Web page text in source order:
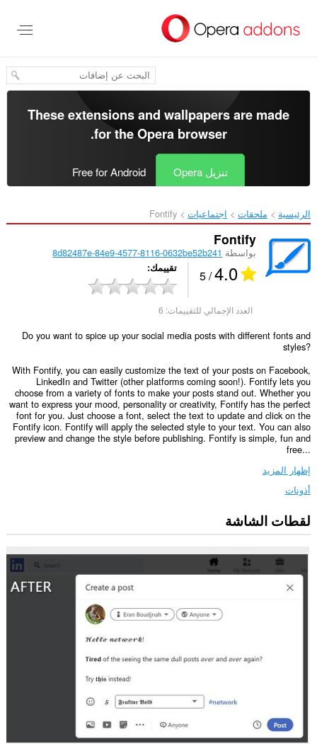
المحتوى
These extensions and wallpapers are made
for theOpera browser
.
تنزيل Opera Free for Android
الرئيسية ملحقات اجتماعيات Fontify‎
Fontify
بواسطة 8d82487e-84e9-4577-8116-0632be52b241
4.0
/ 5 تقييمك
العدد الإجمالي للتقييمات: 6
Do you want to spice up your social media posts with different fonts and
styles?
With Fontify, you can easily customize the text of your posts on Facebook,
LinkedIn and Twitter (other platforms coming soon!). Fontify lets you
choose from a variety of fonts to make your posts stand out. Whether you
want to express your mood, personality or creativity, Fontify has the perfect
font for you. Just choose a font, select the text to update and click on the
Fontify icon. Fontify will apply the selected style to your text. You can also
preview and change the style before publishing. Fontify is simple, fun and
free...
إظهار المزيد
أذونات
يستطيع
هذا
الوصول
بياناتك
ونشاط
تصفحك.
لقطات الشاشة